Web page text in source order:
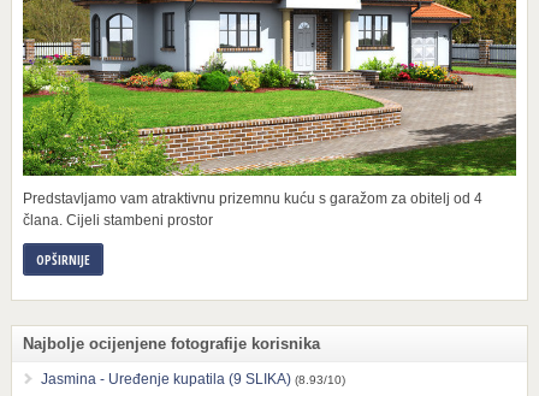
Predstavljamo vam atraktivnu prizemnu kuću s garažom za obitelj od 4
člana. Cijeli stambeni prostor
OPŠIRNIJE
Najbolje ocijenjene fotografije korisnika
Jasmina - Uređenje kupatila (9 SLIKA) (8.93/10)